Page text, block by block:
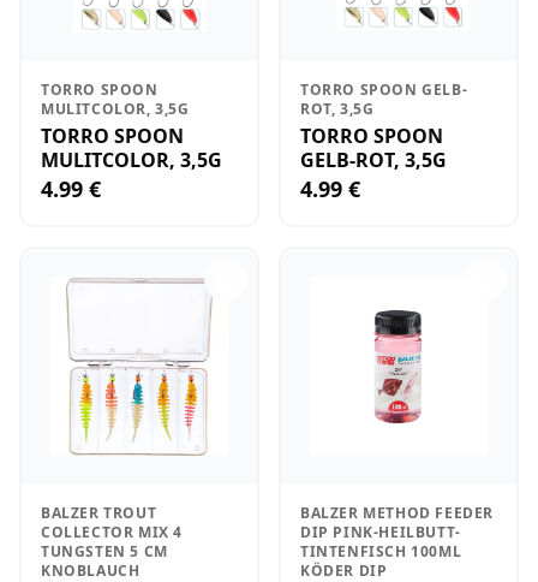
TORRO SPOON
MULITCOLOR, 3,5G
TORRO SPOON
MULITCOLOR, 3,5G
4.99 €
TORRO SPOON GELB-
ROT, 3,5G
TORRO SPOON
GELB-ROT, 3,5G
4.99 €
BALZER TROUT
COLLECTOR MIX 4
TUNGSTEN 5 CM
KNOBLAUCH
BALZER METHOD FEEDER
DIP PINK-HEILBUTT-
TINTENFISCH 100ML
KÖDER DIP